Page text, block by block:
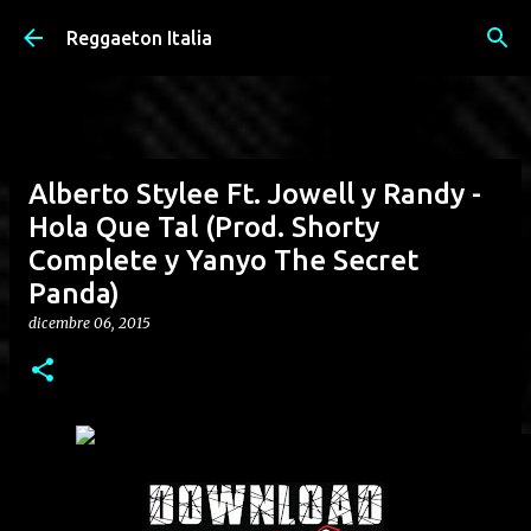
Passa ai contenuti principali
Reggaeton Italia
Alberto Stylee Ft. Jowell y Randy -
Hola Que Tal (Prod. Shorty
Complete y Yanyo The Secret
Panda)
dicembre 06, 2015